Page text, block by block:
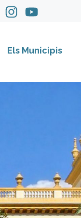
Els Municipis